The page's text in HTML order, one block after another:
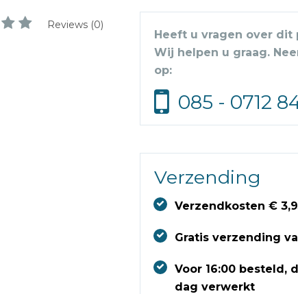
Reviews (0)
Heeft u vragen over dit
Wij helpen u graag.
op:
085 - 0712
Verzending
Verzendkosten €
Gratis verzending
Voor 16:00 besteld,
dag verwerkt